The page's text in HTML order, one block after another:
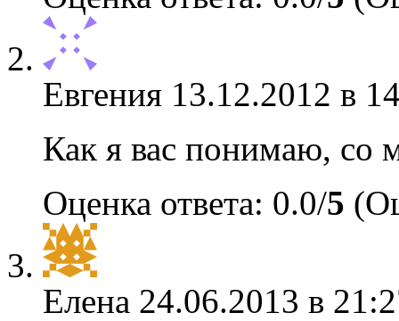
Евгения 13.12.2012 в
Как я вас понимаю, со
Оценка ответа: 0.0/5
Елена 24.06.2013 в